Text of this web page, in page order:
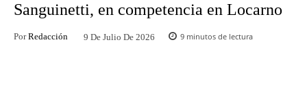
Sanguinetti, en competencia en Locarno
Por Redacción 9 De Julio De 2026 9 minutos de lectura